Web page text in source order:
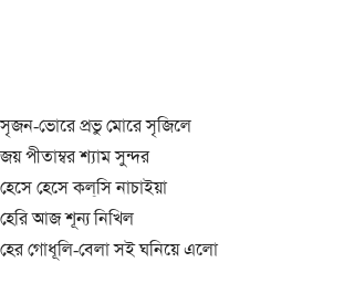
সৃজন-ভোরে প্রভু মোরে সৃজিলে
জয় পীতাম্বর শ্যাম সুন্দর
হেসে হেসে কল্‌সি নাচাইয়া
হেরি আজ শূন্য নিখিল
হের গোধূলি-বেলা সই ঘনিয়ে এলো